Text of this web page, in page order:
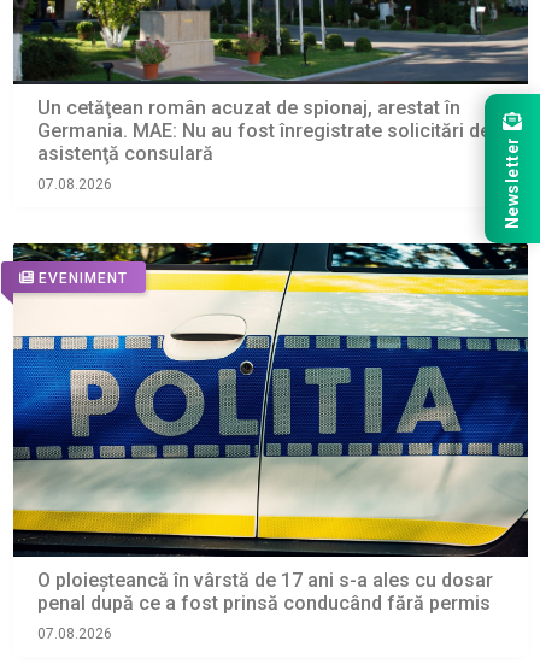
Un cetăţean român acuzat de spionaj, arestat în
Germania. MAE: Nu au fost înregistrate solicitări de
asistenţă consulară
07.08.2026
EVENIMENT
O ploieșteancă în vârstă de 17 ani s-a ales cu dosar
penal după ce a fost prinsă conducând fără permis
07.08.2026
Newsletter